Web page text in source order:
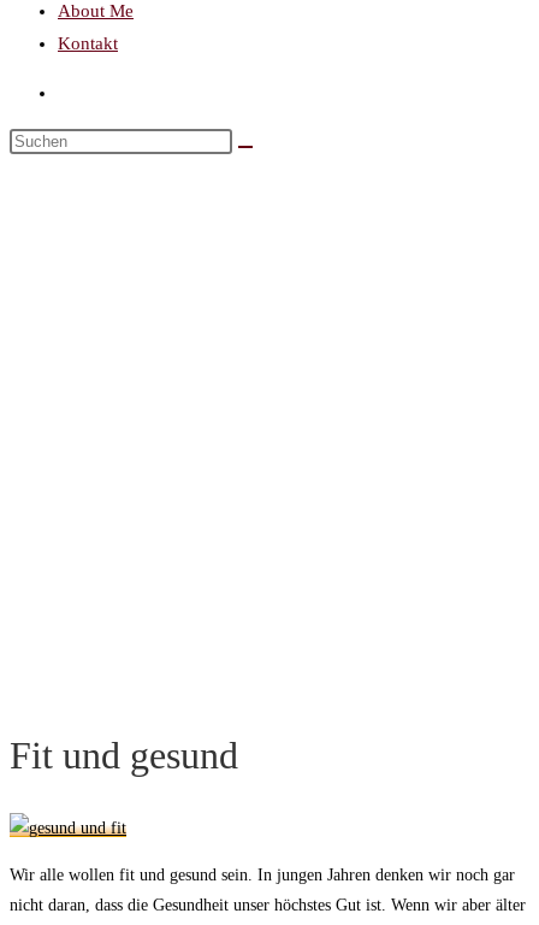
About Me
Kontakt
Fit und gesund
Wir alle wollen fit und gesund sein. In jungen Jahren denken wir noch gar
nicht daran, dass die Gesundheit unser höchstes Gut ist. Wenn wir aber älter